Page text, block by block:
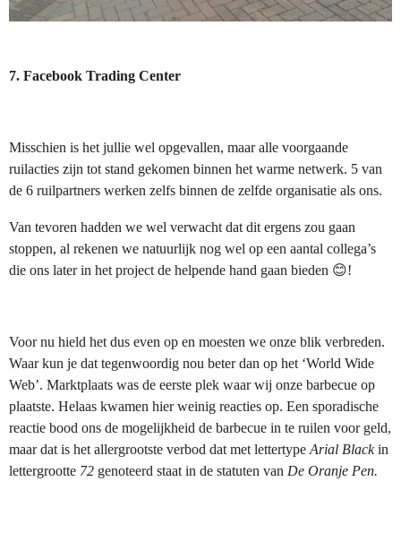
7. Facebook Trading Center
Misschien is het jullie wel opgevallen, maar alle voorgaande
ruilacties zijn tot stand gekomen binnen het warme netwerk. 5 van
de 6 ruilpartners werken zelfs binnen de zelfde organisatie als ons.
Van tevoren hadden we wel verwacht dat dit ergens zou gaan
stoppen, al rekenen we natuurlijk nog wel op een aantal collega’s
die ons later in het project de helpende hand gaan bieden 😊!
Voor nu hield het dus even op en moesten we onze blik verbreden.
Waar kun je dat tegenwoordig nou beter dan op het ‘World Wide
Web’. Marktplaats was de eerste plek waar wij onze barbecue op
plaatste. Helaas kwamen hier weinig reacties op. Een sporadische
reactie bood ons de mogelijkheid de barbecue in te ruilen voor geld,
maar dat is het allergrootste verbod dat met lettertypeArial Blackin
lettergrootte 72 genoteerd staat in de statuten van De Oranje Pen.